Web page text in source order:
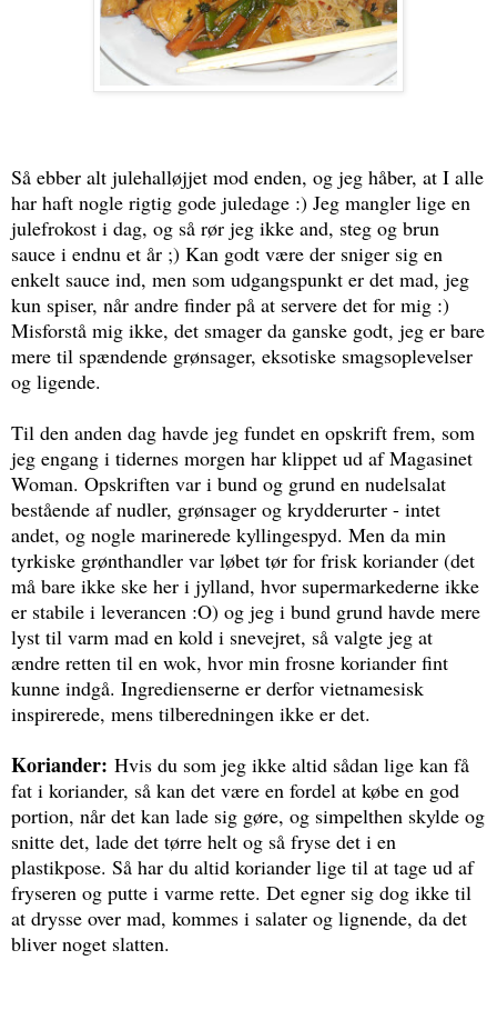
Så ebber alt julehalløjjet mod enden, og jeg håber, at I alle
har haft nogle rigtig gode juledage :) Jeg mangler lige en
julefrokost i dag, og så rør jeg ikke and, steg og brun
sauce i endnu et år ;) Kan godt være der sniger sig en
enkelt sauce ind, men som udgangspunkt er det mad, jeg
kun spiser, når andre finder på at servere det for mig :)
Misforstå mig ikke, det smager da ganske godt, jeg er bare
mere til spændende grønsager, eksotiske smagsoplevelser
og ligende.
Til den anden dag havde jeg fundet en opskrift frem, som
jeg engang i tidernes morgen har klippet ud af Magasinet
Woman. Opskriften var i bund og grund en nudelsalat
bestående af nudler, grønsager og krydderurter - intet
andet, og nogle marinerede kyllingespyd. Men da min
tyrkiske grønthandler var løbet tør for frisk koriander (det
må bare ikke ske her i jylland, hvor supermarkederne ikke
er stabile i leverancen :O) og jeg i bund grund havde mere
lyst til varm mad en kold i snevejret, så valgte jeg at
ændre retten til en wok, hvor min frosne koriander fint
kunne indgå. Ingredienserne er derfor vietnamesisk
inspirerede, mens tilberedningen ikke er det.
Koriander: Hvis du som jeg ikke altid sådan lige kan få
fat i koriander, så kan det være en fordel at købe en god
portion, når det kan lade sig gøre, og simpelthen skylde og
snitte det, lade det tørre helt og så fryse det i en
plastikpose. Så har du altid koriander lige til at tage ud af
fryseren og putte i varme rette. Det egner sig dog ikke til
at drysse over mad, kommes i salater og lignende, da det
bliver noget slatten.